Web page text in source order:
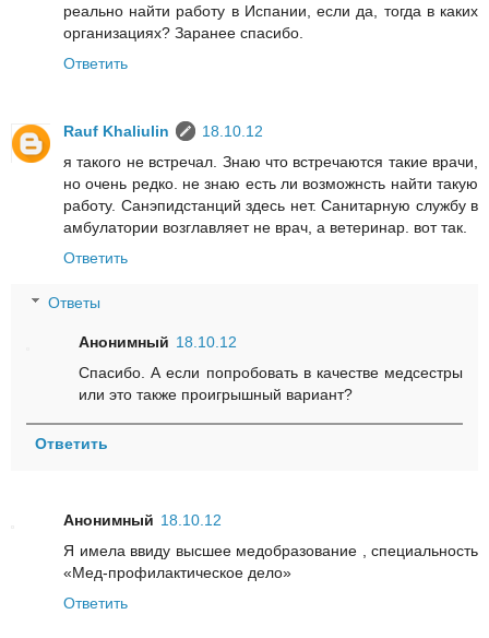
реально найти работу в Испании, если да, тогда в каких
организациях? Заранее спасибо.
Ответить
Rauf Khaliulin
18.10.12
я такого не встречал. Знаю что встречаются такие врачи,
но очень редко. не знаю есть ли возможнсть найти такую
работу. Санэпидстанций здесь нет. Санитарную службу в
амбулатории возглавляет не врач, а ветеринар. вот так.
Ответить
Ответы
Анонимный 18.10.12
Спасибо. А если попробовать в качестве медсестры
или это также проигрышный вариант?
Ответить
Анонимный 18.10.12
Я имела ввиду высшее медобразование , специальность
«Мед-профилактическое дело»
Ответить